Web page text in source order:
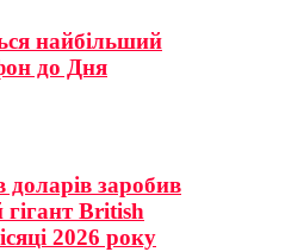
найбільший
до Дня
заробив
гігант British
2026 року